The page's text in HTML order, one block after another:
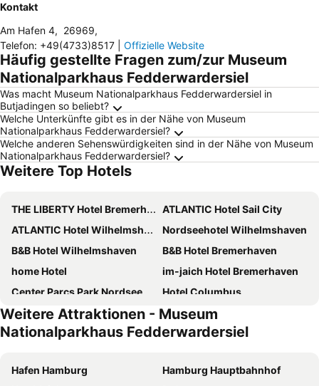
Kontakt
Am Hafen 4, 26969,
Telefon: +49(4733)8517 Offizielle Website
Häufig gestellte Fragen zum/zur Museum
Nationalparkhaus Fedderwardersiel
Was macht Museum Nationalparkhaus Fedderwardersiel in
Butjadingen so beliebt?
Welche Unterkünfte gibt es in der Nähe von Museum
Nationalparkhaus Fedderwardersiel?
Welche anderen Sehenswürdigkeiten sind in der Nähe von Museum
Nationalparkhaus Fedderwardersiel?
Weitere Top Hotels
THE LIBERTY Hotel Bremerhaven BW Signature Collection
ATLANTIC Hotel Sail City
ATLANTIC Hotel Wilhelmshaven
Nordseehotel Wilhelmshaven
B&B Hotel Wilhelmshaven
B&B Hotel Bremerhaven
home Hotel
im-jaich Hotel Bremerhaven
Center Parcs Park Nordseeküste
Hotel Columbus
Best Western Plus Hotel Bremerhaven
Nautic Hotel Bremerhaven
DORMERO Hotel Wilhelmshaven
City Hotel
Nordsee Hotel Bremerhaven Fischereihafen
Banter Hof
Weitere Attraktionen - Museum
Nationalparkhaus Fedderwardersiel
Hafen Hamburg
Hamburg Hauptbahnhof